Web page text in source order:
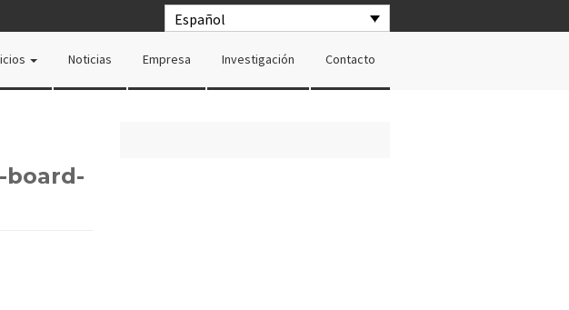
Español
Noticias Empresa Investigación Contacto
board-